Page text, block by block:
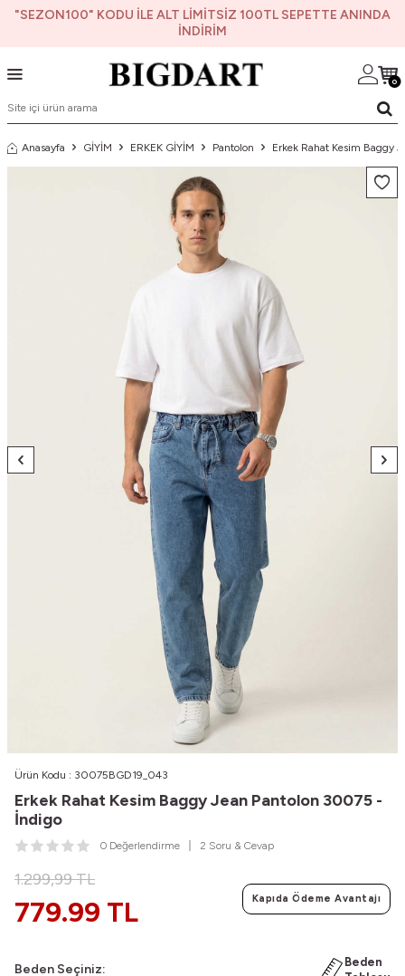
"SEZON100" KODU İLE ALT LİMİTSİZ 100TL SEPETTE ANINDA
İNDİRİM
0
Anasayfa GİYİM ERKEK GİYİM Pantolon Erkek Rahat Kesim Baggy
Ürün Kodu : 30075BGD19_043
Erkek Rahat Kesim Baggy Jean Pantolon 30075 -
İndigo
0 Değerlendirme 2 Soru & Cevap
1.299,99TL
779.99 TL Kapıda Ödeme Avantajı
Beden Seçiniz:
Beden